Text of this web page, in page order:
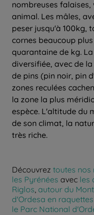
nombreuses falaises,
animal. Les mâles,
peser jusqu'à 100kg,
cornes beaucoup
quarantaine de kg.
diversifiée, avec de
de pins (pin noir, pin
zones reculées
la zone la plus
espèce. L'altitude du
de son climat, la
très riche.
Découvrez toutes nos
les Pyrénées avec les
Riglos, autour du
d'Ordesa en raquettes
le Parc National